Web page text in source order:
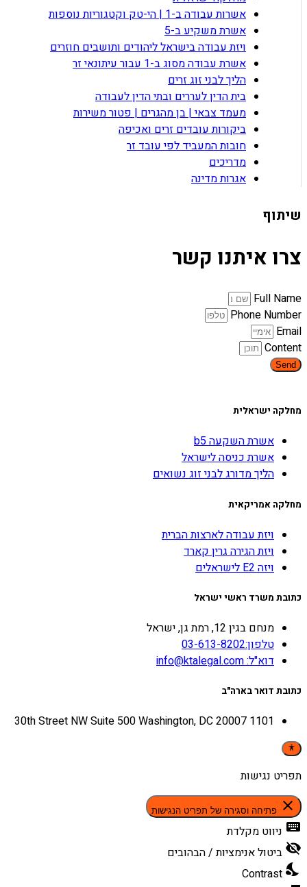
אשרות עבודה ב-1 | הי-טק וקטגוריות נוספות
אשרת משקיע ב-5
ויזת עבודה בישראל ליהודים ותושבים חוזרים
אשרת עבודה מסוג ב-1 עבור עיתונאי זר
הליך לבני זוג זרים
בית הדין לעררים ובתי הדין לעבודה
מעמד צבאי | בן מהגרים | פטור משירות
ביקורות עובדים זרים ואכיפה
חובות המעביד לפי עובד זר
מדריכים
אגרות מדינה
שיתוף
צרו איתנו קשר
Full Name
Phone Number
Email
Content
Send
מחלקה ישראלית
אשרת השקעה b5
אשרת כניסה לישראל
הליך מדורג לבני זוג נשואים
מחלקה אמריקאית
ויזת עבודה לארצות הברית
ויזת הגירה גרין קארד
ויזה E2 לישראלים
כתובת משרד ראשי ישראל
מנחם בגין 12, רמת גן, ישראל
טלפון:03-613-8202
דוא"ל: info@ktalegal.com
כתובת דואר בארה"ב
1101 30th Street NW Suite 500 Washington, DC 20007
תפריט נגישות
close פתיחה וסגירה של תפריט הנגישות
keyboard ניווט מקלדת
visibility_off ביטול אנימציות / הבהובים
nights_stay
Contrast